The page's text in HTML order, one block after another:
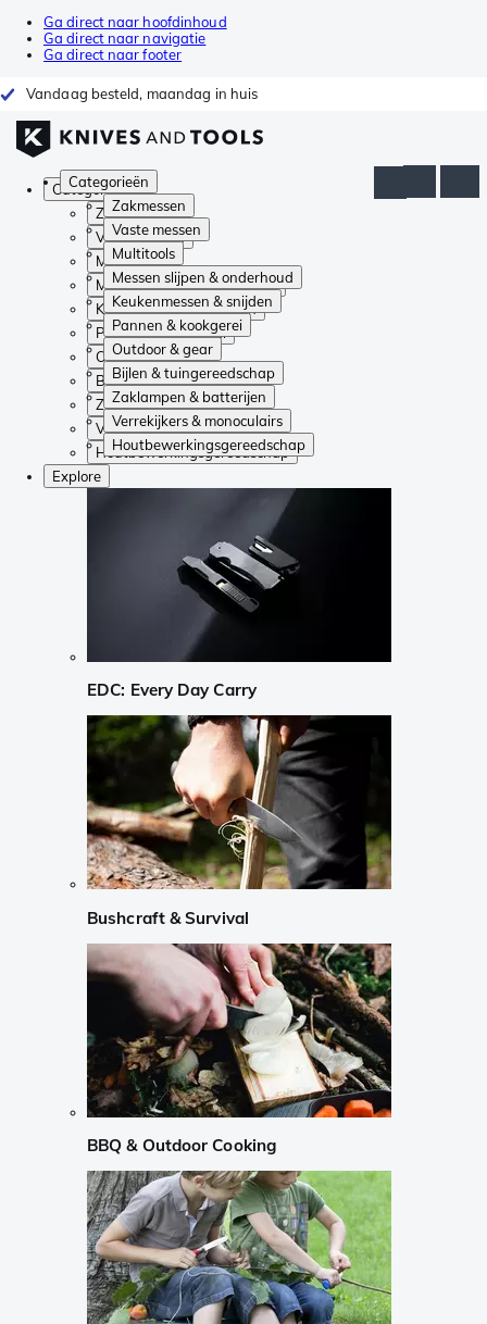
Ga direct naar hoofdinhoud
Ga direct naar navigatie
Ga direct naar footer
Vandaag besteld, maandag in huis
Categorieën
Zakmessen
Vaste messen
Multitools
Messen slijpen & onderhoud
Keukenmessen & snijden
Pannen & kookgerei
Outdoor & gear
Bijlen & tuingereedschap
Zaklampen & batterijen
Verrekijkers & monoculairs
Houtbewerkingsgereedschap
Categorieën
Zakmessen
Vaste messen
Multitools
Messen slijpen & onderhoud
Keukenmessen & snijden
Pannen & kookgerei
Outdoor & gear
Bijlen & tuingereedschap
Zaklampen & batterijen
Verrekijkers & monoculairs
Houtbewerkingsgereedschap
Explore
EDC: Every Day Carry
Bushcraft & Survival
BBQ & Outdoor Cooking